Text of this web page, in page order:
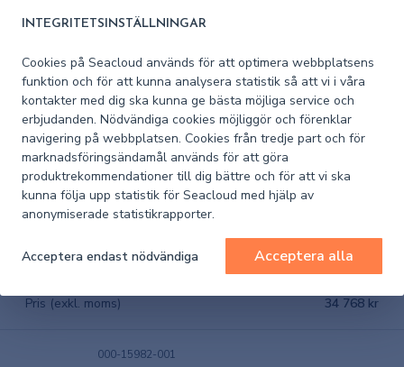
INTEGRITETSINSTÄLLNINGAR
Cookies på Seacloud används för att optimera webbplatsens
funktion och för att kunna analysera statistik så att vi i våra
kontakter med dig ska kunna ge bästa möjliga service och
erbjudanden. Nödvändiga cookies möjliggör och förenklar
navigering på webbplatsen. Cookies från tredje part och för
marknadsföringsändamål används för att göra
produktrekommendationer till dig bättre och för att vi ska
kunna följa upp statistik för Seacloud med hjälp av
anonymiserade statistikrapporter.
Acceptera endast nödvändiga Acceptera alla
Lowrance HDS-16 PRO with
ActiveImaging™
I lager
Pris (exkl. moms) 53 357,40 kr
000-15988-001
Lowrance HDS-12 PRO with
ActiveImaging™
I lager
Pris (exkl. moms) 34 768 kr
000-15982-001